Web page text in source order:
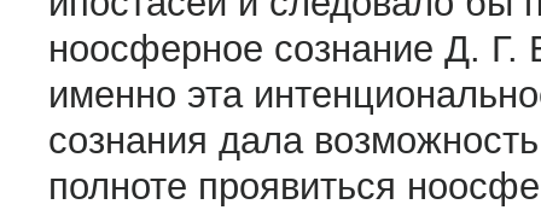
ноосферное сознание Д. Г.
именно эта
сознания дала
полноте проявиться